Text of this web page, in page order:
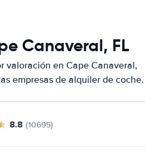
Canaveral, FL
valoración en Cape Canaveral,
empresas de alquiler de coche.
8.8 (10695)